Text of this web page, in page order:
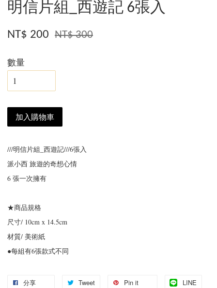
明信片組_西遊記 6張入
NT$ 200 NT$ 300
數量
加入購物車
///明信片組_西遊記///6張入
派小西 旅遊的奇想心情
6 張一次擁有
★商品規格
尺寸/ 10cm x 14.5cm
材質/ 美術紙
●每組有6張款式不同
分享 Tweet Pin it LINE